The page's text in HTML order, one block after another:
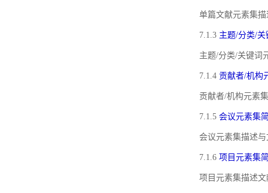
单篇文献元素集
7.1.3 主题/分类/
主题/分类/关键词
7.1.4 贡献者/机构
贡献者/机构元素
7.1.5 会议元素集
会议元素集描述
7.1.6 项目元素集
项目元素集描述